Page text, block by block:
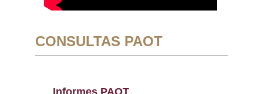
CONSULTAS PAOT
Informes PAOT